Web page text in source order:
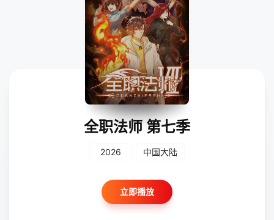
全职法师 第七季
2026 中国大陆
立即播放